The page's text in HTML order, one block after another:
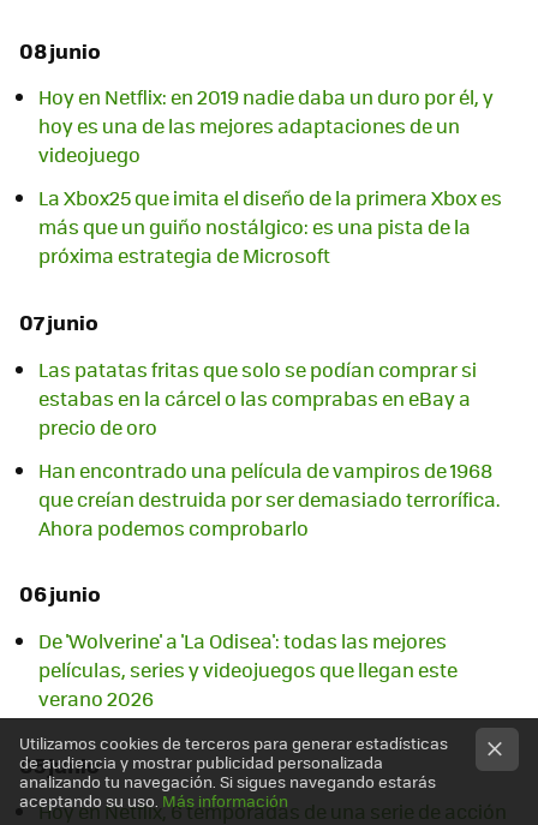
08 junio
Hoy en Netflix: en 2019 nadie daba un duro por él, y
hoy es una de las mejores adaptaciones de un
videojuego
La Xbox25 que imita el diseño de la primera Xbox es
más que un guiño nostálgico: es una pista de la
próxima estrategia de Microsoft
07 junio
Las patatas fritas que solo se podían comprar si
estabas en la cárcel o las comprabas en eBay a
precio de oro
Han encontrado una película de vampiros de 1968
que creían destruida por ser demasiado terrorífica.
Ahora podemos comprobarlo
06 junio
De 'Wolverine' a 'La Odisea': todas las mejores
películas, series y videojuegos que llegan este
verano 2026
05 junio
Hoy en Netflix, 6 temporadas de una serie de acción
Utilizamos cookies de terceros para generar estadísticas
de audiencia y mostrar publicidad personalizada
analizando tu navegación. Si sigues navegando estarás
aceptando su uso. Más información